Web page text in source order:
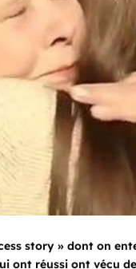
story » dont on
ont réussi ont vécu